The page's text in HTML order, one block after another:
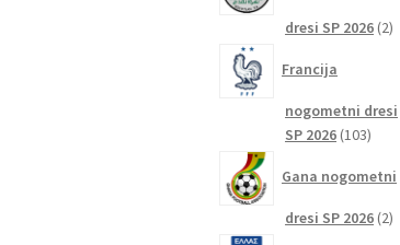
dresi SP 2026 22
Francija
nogometni dresi
SP 2026 103103
Gana nogometni
dresi SP 2026 22